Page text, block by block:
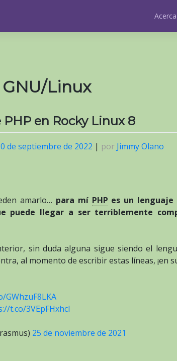
GNU/Linux
en Rocky Linux 8
de septiembre de 2022 | por Jimmy Olano
amarlo… para mí PHP es un lenguaje
puede llegar a ser terriblemente
sin duda alguna sigue siendo el
al momento de escribir estas líneas, ¡en
GWhzuF8LKA
t.co/3VEpFHxhcI
25 de noviembre de 2021